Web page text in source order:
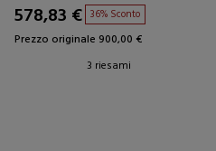
578,83 € 36% Sconto
Prezzo originale 900,00 €
3 riesami